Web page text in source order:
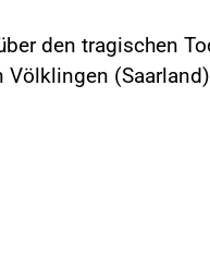
den tragischen
Völklingen (Saarland)